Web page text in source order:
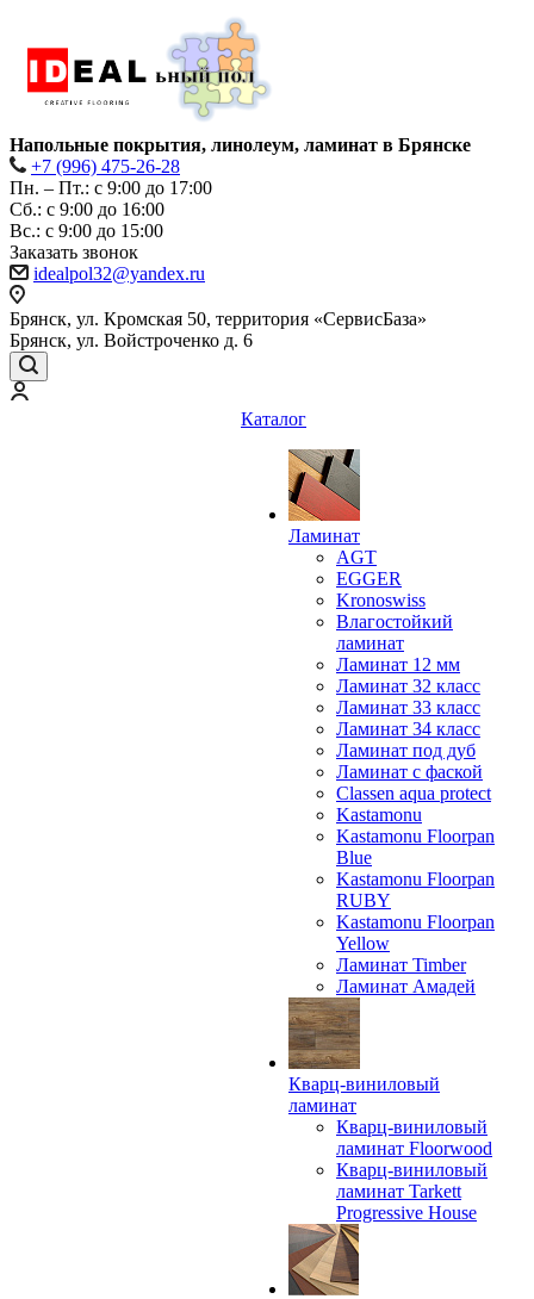
Напольные покрытия, линолеум, ламинат в Брянске
+7 (996) 475-26-28
Пн. – Пт.: с 9:00 до 17:00
Сб.: с 9:00 до 16:00
Bc.: с 9:00 до 15:00
Заказать звонок
idealpol32@yandex.ru
Брянск, ул. Кромская 50, территория «СервисБаза»
Брянск, ул. Войстроченко д. 6
Каталог
Ламинат
AGT
EGGER
Kronoswiss
Влагостойкий
ламинат
Ламинат 12 мм
Ламинат 32 класс
Ламинат 33 класс
Ламинат 34 класс
Ламинат под дуб
Ламинат с фаской
Classen aqua protect
Kastamonu
Kastamonu Floorpan
Blue
Kastamonu Floorpan
RUBY
Kastamonu Floorpan
Yellow
Ламинат Timber
Ламинат Амадей
Кварц-виниловый
ламинат
Кварц-виниловый
ламинат Floorwood
Кварц-виниловый
ламинат Tarkett
Progressive House